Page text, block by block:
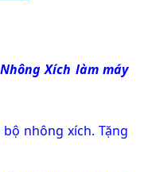
Xích làm máy
nhông xích. Tặng